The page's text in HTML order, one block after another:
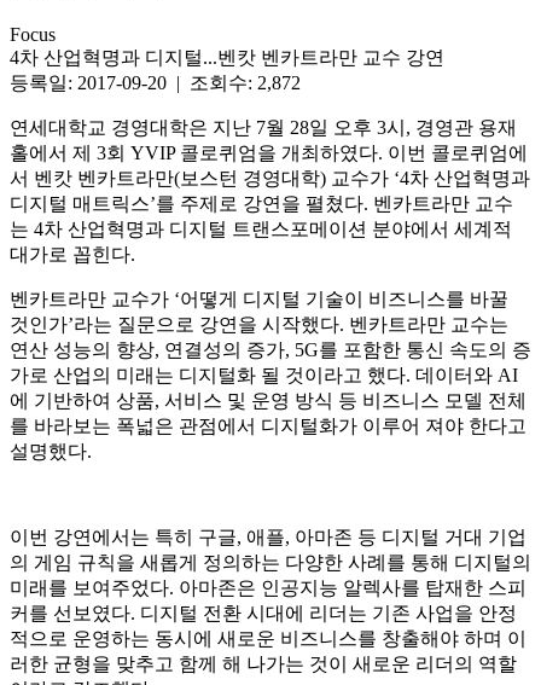
Focus
4차 산업혁명과 디지털...벤캇 벤카트라만 교수 강연
등록일: 2017-09-20 | 조회수: 2,872
연세대학교 경영대학은 지난 7월 28일 오후 3시, 경영관 용재
홀에서 제 3회 YVIP 콜로퀴엄을 개최하였다. 이번 콜로퀴엄에
서 벤캇 벤카트라만(보스턴 경영대학) 교수가 ‘4차 산업혁명과
디지털 매트릭스’를 주제로 강연을 펼쳤다. 벤카트라만 교수
는 4차 산업혁명과 디지털 트랜스포메이션 분야에서 세계적
대가로 꼽힌다.
벤카트라만 교수가 ‘어떻게 디지털 기술이 비즈니스를 바꿀
것인가’라는 질문으로 강연을 시작했다. 벤카트라만 교수는
연산 성능의 향상, 연결성의 증가, 5G를 포함한 통신 속도의 증
가로 산업의 미래는 디지털화 될 것이라고 했다. 데이터와 AI
에 기반하여 상품, 서비스 및 운영 방식 등 비즈니스 모델 전체
를 바라보는 폭넓은 관점에서 디지털화가 이루어 져야 한다고
설명했다.
이번 강연에서는 특히 구글, 애플, 아마존 등 디지털 거대 기업
의 게임 규칙을 새롭게 정의하는 다양한 사례를 통해 디지털의
미래를 보여주었다. 아마존은 인공지능 알렉사를 탑재한 스피
커를 선보였다. 디지털 전환 시대에 리더는 기존 사업을 안정
적으로 운영하는 동시에 새로운 비즈니스를 창출해야 하며 이
러한 균형을 맞추고 함께 해 나가는 것이 새로운 리더의 역할